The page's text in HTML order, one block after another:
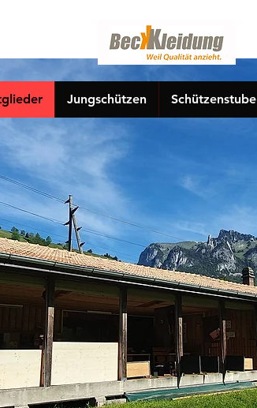
Jungschützen Schützenstube